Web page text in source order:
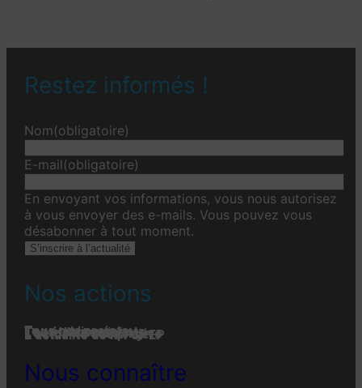
Restez informés !
Nom(obligatoire)
E-mail(obligatoire)
En envoyant vos informations, vous nous autorisez
à vous envoyer des e-mails. Vous pouvez vous
désabonner à tout moment.
S’inscrire à l’actualité
Nos actions
Tous nos projets
Les établissements
Toute l’actualité
L'actualité associative
L’actualité des projets
L’actualité de la FGPEP
Nous connaître